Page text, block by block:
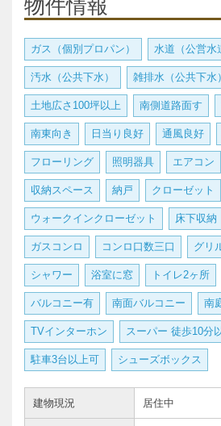
物件情報
ガス（個別プロパン） 水道（公営水
汚水（公共下水） 雑排水（公共下水）
土地広さ100坪以上 南側道路面す
南東向き 日当り良好 通風良好
フローリング 照明器具 エアコン
収納スペース 納戸 クローゼット
ウォークインクローゼット 床下収納
ガスコンロ コンロ口数三口 グリ
シャワー 浴室に窓 トイレ2ヶ所
バルコニー有 南面バルコニー 南
TVインターホン スーパー 徒歩10分
駐車3台以上可 シューズボックス
建物現況 居住中